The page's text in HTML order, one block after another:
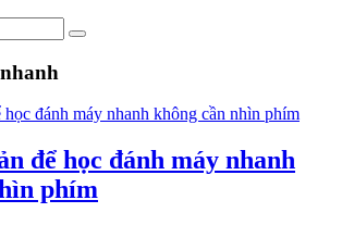
để học đánh máy nhanh
phím